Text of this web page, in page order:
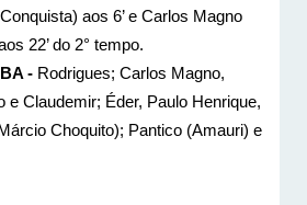
aos 6’ e Carlos Magno
22’ do 2° tempo.
- Rodrigues; Carlos Magno,
e Claudemir; Éder, Paulo Henrique,
Choquito); Pantico (Amauri) e